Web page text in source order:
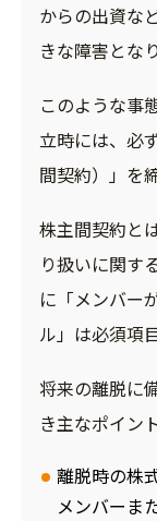
からの出資な
きな障害とな
このような事
立時には、必
間契約）」を
株主間契約と
り扱いに関す
に「メンバー
ル」は必須項
将来の離脱に
き主なポイン
離脱時の株
メンバーま